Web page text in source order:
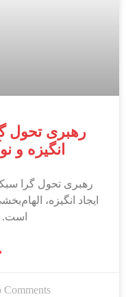
رهبری تحول
انگیزه و
رهبری تحول گرا
ایجاد انگیزه،
است.
Comments